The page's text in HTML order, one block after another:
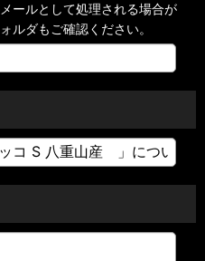
ールとして処理される場合が
ルダもご確認ください。